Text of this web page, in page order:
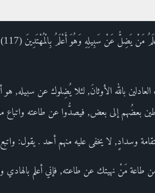
بالله الأوثانَ, لئلا يُضِلوك عن
بعضُهم إلى بعض, فيصدُّوا عن طاعته واتباع ما
وسدادٍ, لا يخفى عليه منهم أحد . يقول:
من طاعة مَنْ نهيتك عن طاعته, فإني أعلم